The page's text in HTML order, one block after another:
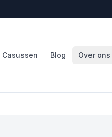
Casussen Blog Over ons